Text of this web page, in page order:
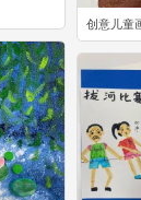
创意儿童
0